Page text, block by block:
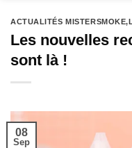
ACTUALITÉS MISTERSMOKE,
Les nouvelles
sont là !
08
Sep